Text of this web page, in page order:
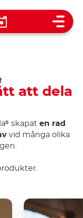
Open
att dela
® skapat en rad
vid många olika